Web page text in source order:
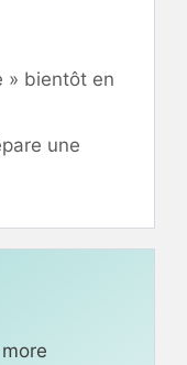
» bientôt en
une